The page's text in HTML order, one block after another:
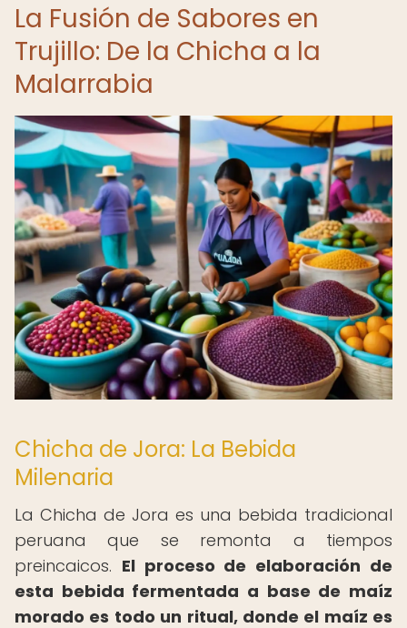
La Fusión de Sabores en
Trujillo: De la Chicha a la
Malarrabia
Chicha de Jora: La Bebida
Milenaria
La Chicha de Jora es una bebida tradicional
peruana que se remonta a tiempos
preincaicos. El proceso de elaboración de
esta bebida fermentada a base de maíz
morado es todo un ritual, donde el maíz es